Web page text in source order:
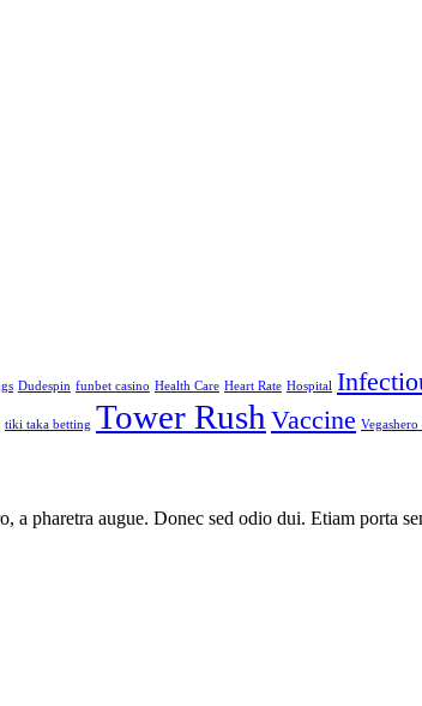
Dudespin funbet casino Health Care Heart Rate Hospital
tiki taka betting Tower Rush Vaccine Vegashero
pharetra augue. Donec sed odio dui. Etiam porta